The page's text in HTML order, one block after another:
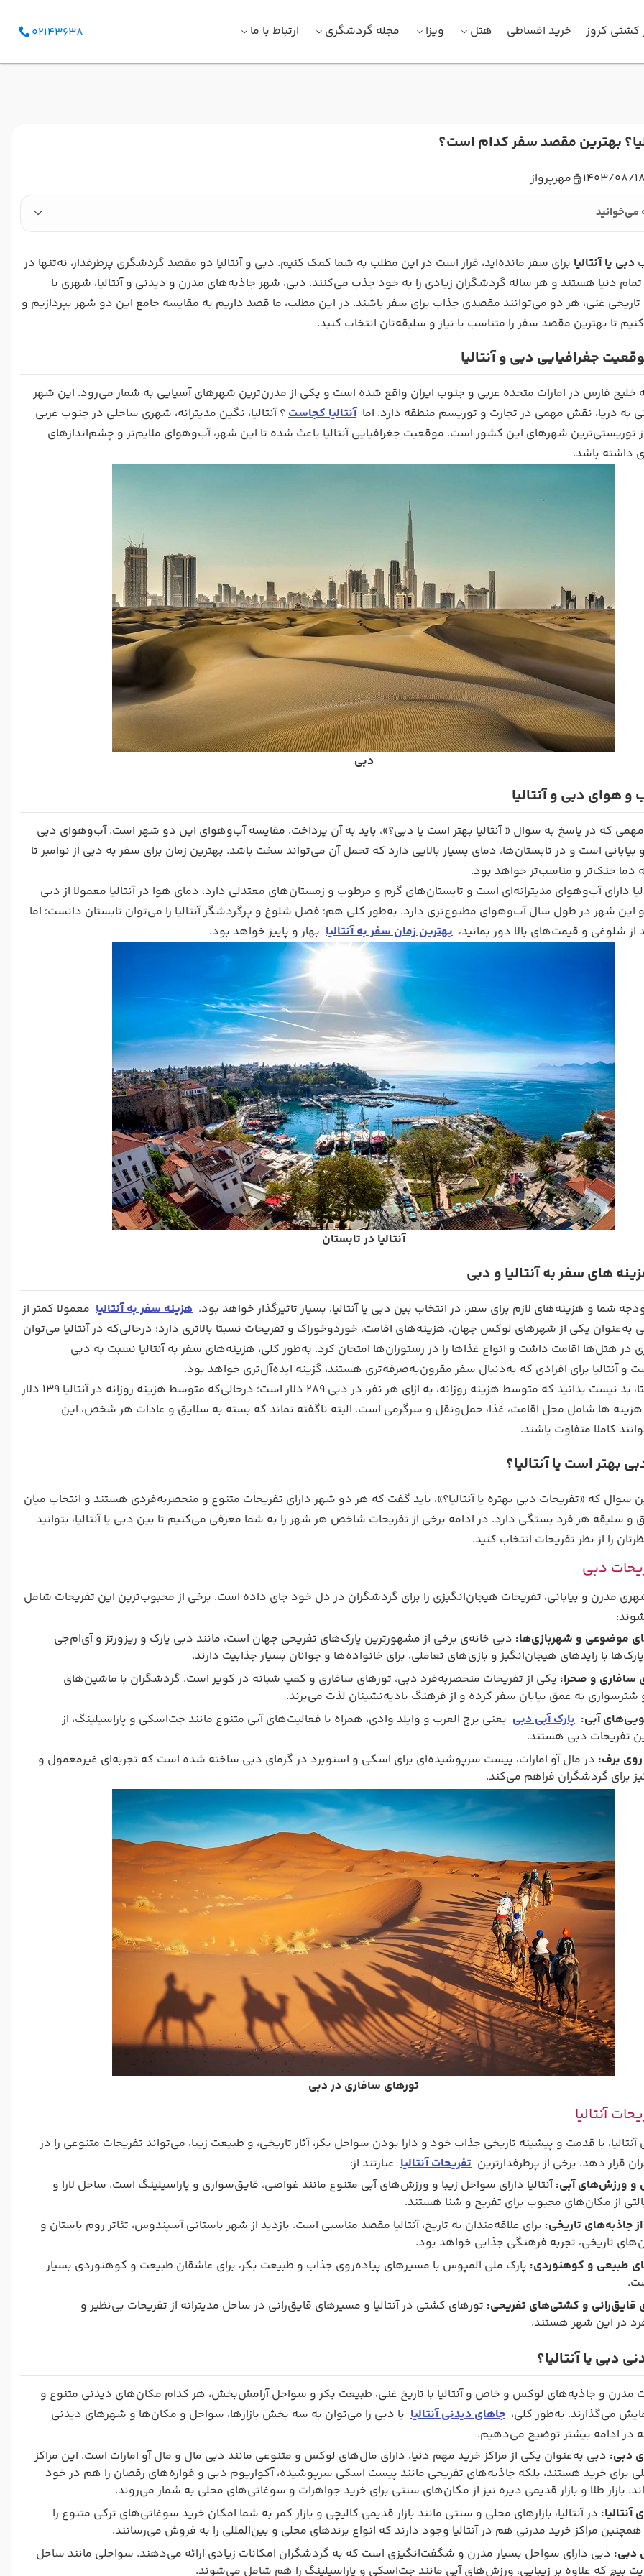
کشتی کروز خرید اقساطی هتل ویزا مجله گردشگری ارتباط با ما 02143638
بهترین مقصد سفر کدام است؟
1403/08/18 مهرپرواز
می‌خوانید
دبی یا آنتالیا برای سفر مانده‌اید، قرار است در این مطلب به شما کمک کنیم. دبی و آنتالیا دو مقصد گردشگری پرطرفدار، نه‌تنها در
تمام دنیا هستند و هر ساله گردشگران زیادی را به خود جذب می‌کنند. دبی، شهر جاذبه‌های مدرن و دیدنی و آنتالیا، شهری با
تاریخی غنی، هر دو می‌توانند مقصدی جذاب برای سفر باشند. در این مطلب، ما قصد داریم به مقایسه جامع این دو شهر بپردازیم و
تا بهترین مقصد سفر را متناسب با نیاز و سلیقه‌تان انتخاب کنید.
جغرافیایی دبی و آنتالیا
خلیج فارس در امارات متحده عربی و جنوب ایران واقع شده است و یکی از مدرن‌ترین شهرهای آسیایی به شمار می‌رود. این شهر
به دریا، نقش مهمی در تجارت و توریسم منطقه دارد. اما آنتالیا کجاست ؟ آنتالیا، نگین مدیترانه، شهری ساحلی در جنوب غربی
توریستی‌ترین شهرهای این کشور است. موقعیت جغرافیایی آنتالیا باعث شده تا این شهر، آب‌و‌هوای ملایم‌تر و چشم‌اندازهای
داشته باشد.
دبی
و هوای دبی و آنتالیا
مهمی که در پاسخ به سوال « آنتالیا بهتر است یا دبی؟»، باید به آن پرداخت، مقایسه آب‌وهوای این دو شهر است. آب‌و‌هوای دبی
است و در تابستان‌ها، دمای بسیار بالایی دارد که تحمل آن می‌تواند سخت باشد. بهترین زمان برای سفر به دبی از نوامبر تا
دما خنک‌تر و مناسب‌تر خواهد بود.
دارای آب‌و‌هوای مدیترانه‌ای است و تابستان‌های گرم و مرطوب و زمستان‌های معتدلی دارد. دمای هوا در آنتالیا معمولا از دبی
این شهر در طول سال آب‌و‌هوای مطبوع‌تری دارد. به‌طور کلی هم؛ فصل شلوغ و پرگردشگر آنتالیا را می‌توان تابستان دانست؛ اما
از شلوغی و قیمت‌های بالا دور بمانید، بهترین زمان سفر به آنتالیا بهار و پاییز خواهد بود.
آنتالیا در تابستان
های سفر به آنتالیا و دبی
شما و هزینه‌های لازم برای سفر، در انتخاب بین دبی یا آنتالیا، بسیار تاثیرگذار خواهد بود. هزینه‌ سفر به آنتالیا معمولا کمتر از
یکی از شهرهای لوکس جهان، هزینه‌های اقامت، خوردوخوراک و تفریحات نسبتا بالاتری دارد؛ درحالی‌که در آنتالیا می‌توان
در هتل‌ها اقامت داشت و انواع غذاها را در رستوران‌ها امتحان کرد. به‌طور کلی، هزینه‌های سفر به آنتالیا نسبت به دبی
و آنتالیا برای افرادی که به‌دنبال سفر مقرون‌به‌صرفه‌تری هستند، گزینه ایده‌آل‌تری خواهد بود.
در همین راستا، بد نیست بدانید که متوسط ​​هزینه روزانه، به ازای هر نفر، در دبی 289 دلار است؛ درحالی‌که متوسط ​​هزینه روزانه در آنتالیا 139 دلار
ها شامل محل اقامت، غذا، حمل‌و‌نقل و سرگرمی است. البته ناگفته نماند که بسته به سلایق و عادات هر شخص، این
کاملا متفاوت باشند.
بهتر است یا آنتالیا؟
سوال که «تفریحات دبی بهتره یا آنتالیا؟»، باید گفت که هر دو شهر دارای تفریحات متنوع و منحصربه‌فردی هستند و انتخاب میان
و سلیقه هر فرد بستگی دارد. در ادامه برخی از تفریحات شاخص هر شهر را به شما معرفی می‌کنیم تا بین دبی یا آنتالیا، بتوانید
را از نظر تفریحات انتخاب کنید.
دبی
مدرن و بیابانی، تفریحات هیجان‌انگیزی را برای گردشگران در دل خود جای داده است. برخی از محبوب‌ترین این تفریحات شامل
موضوعی و شهربازی‌ها: دبی خانه‌ی برخی از مشهورترین پارک‌های تفریحی جهان است، مانند دبی پارک و ریزورتز و آی‌ام‌جی
با رایدهای هیجان‌انگیز و بازی‌های تعاملی، برای خانواده‌ها و جوانان بسیار جذابیت دارند.
سافاری و صحرا: یکی از تفریحات منحصربه‌فرد دبی، تورهای سافاری و کمپ شبانه در کویر است. گردشگران با ماشین‌های
شترسواری به عمق بیابان سفر کرده و از فرهنگ بادیه‌نشینان لذت می‌برند.
آبی: پارک‌ آبی دبی یعنی برج العرب و وایلد وادی، همراه با فعالیت‌های آبی متنوع مانند جت‌اسکی و پاراسیلینگ، از
تفریحات دبی هستند.
برف: در مال آو امارات، پیست سرپوشیده‌ای برای اسکی و اسنوبرد در گرمای دبی ساخته شده است که تجربه‌ای غیرمعمول و
برای گردشگران فراهم می‌کند.
تورهای سافاری در دبی
آنتالیا
با قدمت و پیشینه تاریخی جذاب خود و دارا بودن سواحل بکر، آثار تاریخی، و طبیعت زیبا، می‌تواند تفریحات متنوعی را در
قرار دهد. برخی از پرطرفدارترین تفریحات آنتالیا عبارتند از:
و ورزش‌های آبی:آنتالیا دارای سواحل زیبا و ورزش‌های آبی متنوع مانند غواصی، قایق‌سواری و پاراسیلینگ است. ساحل لارا و
از مکان‌های محبوب برای تفریح و شنا هستند.
از جاذبه‌های تاریخی: برای علاقه‌مندان به تاریخ، آنتالیا مقصد مناسبی است. بازدید از شهر باستانی آسپندوس، تئاتر روم باستان و
تاریخی، تجربه‌ فرهنگی جذابی خواهد بود.
طبیعی و کوهنوردی: پارک ملی المپوس با مسیرهای پیاده‌روی جذاب و طبیعت بکر، برای عاشقان طبیعت و کوهنوردی بسیار
قایق‌رانی و کشتی‌های تفریحی: تورهای کشتی در آنتالیا و مسیرهای قایق‌رانی در ساحل مدیترانه از تفریحات بی‌نظیر و
در این شهر هستند.
دبی یا آنتالیا؟
مدرن و جاذبه‌های لوکس و خاص و آنتالیا با تاریخ غنی، طبیعت بکر و سواحل آرامش‌بخش، هر کدام مکان‌های دیدنی متنوع و
می‌گذارند. به‌طور کلی، جاهای دیدنی آنتالیا یا دبی را می‌توان به سه بخش بازارها، سواحل و مکان‌ها و شهرهای دیدنی
در ادامه بیشتر توضیح می‌دهیم.
دبی: دبی به‌عنوان یکی از مراکز خرید مهم دنیا، دارای مال‌های لوکس و متنوعی مانند دبی مال و مال آو امارات است. این مراکز
برای خرید هستند، بلکه جاذبه‌های تفریحی مانند پیست اسکی سرپوشیده، آکواریوم دبی و فواره‌های رقصان را هم در خود
بازار طلا و بازار قدیمی دیره نیز از مکان‌های سنتی برای خرید جواهرات و سوغاتی‌های محلی به شمار می‌روند.
آنتالیا: در آنتالیا، بازارهای محلی و سنتی مانند بازار قدیمی کالیچی و بازار کمر به شما امکان خرید سوغاتی‌های ترکی متنوع را
مراکز خرید مدرنی هم در آنتالیا وجود دارند که انواع برندهای محلی و بین‌المللی را به فروش می‌رسانند.
دبی: دبی دارای سواحل بسیار مدرن و شگفت‌انگیزی است که به گردشگران امکانات زیادی ارائه می‌دهند. سواحلی مانند ساحل
بیچ که علاوه بر زیبایی، ورزش‌های آبی مانند جت‌اسکی و پاراسیلینگ را هم شامل می‌شوند.